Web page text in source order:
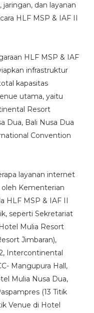
dan layanan
HLF MSP & IAF II
HLF MSP & IAF
infrastruktur
kapasitas
utama, yaitu
Resort
Dua, Bali Nusa Dua
Convention
layanan internet
Kementerian
HLF MSP & IAF II
seperti Sekretariat
Mulia Resort
Jimbaran),
Intercontinental
Mangupura Hall,
Mulia Nusa Dua,
(13 Titik
Venue di Hotel